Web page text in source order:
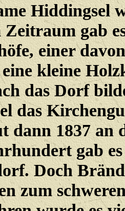
Hiddingsel
Zeitraum gab
einer
kleine
das Dorf
das
dann 1837 an
gab
Doch
zum